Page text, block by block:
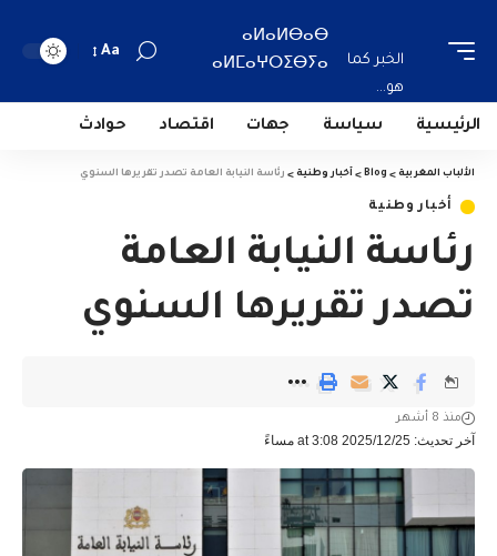
الخبر كما
هو...
ⴰⵍⴰⵍⴱⴰⴱ
ⴰⵍⵎⴰⵖⵔⵉⴱⵢⴰ
Aa
الرئيسية سياسة جهات اقتصاد حوادث
الألباب المغربية >
Blog
> أخبار وطنية > رئاسة النيابة العامة تصدر تقريرها السنوي
أخبار وطنية
رئاسة النيابة العامة
تصدر تقريرها السنوي
آخر تحديث: 2025/12/25 at 3:08 مساءً
منذ 8 أشهر